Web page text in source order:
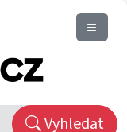
Vyhledat